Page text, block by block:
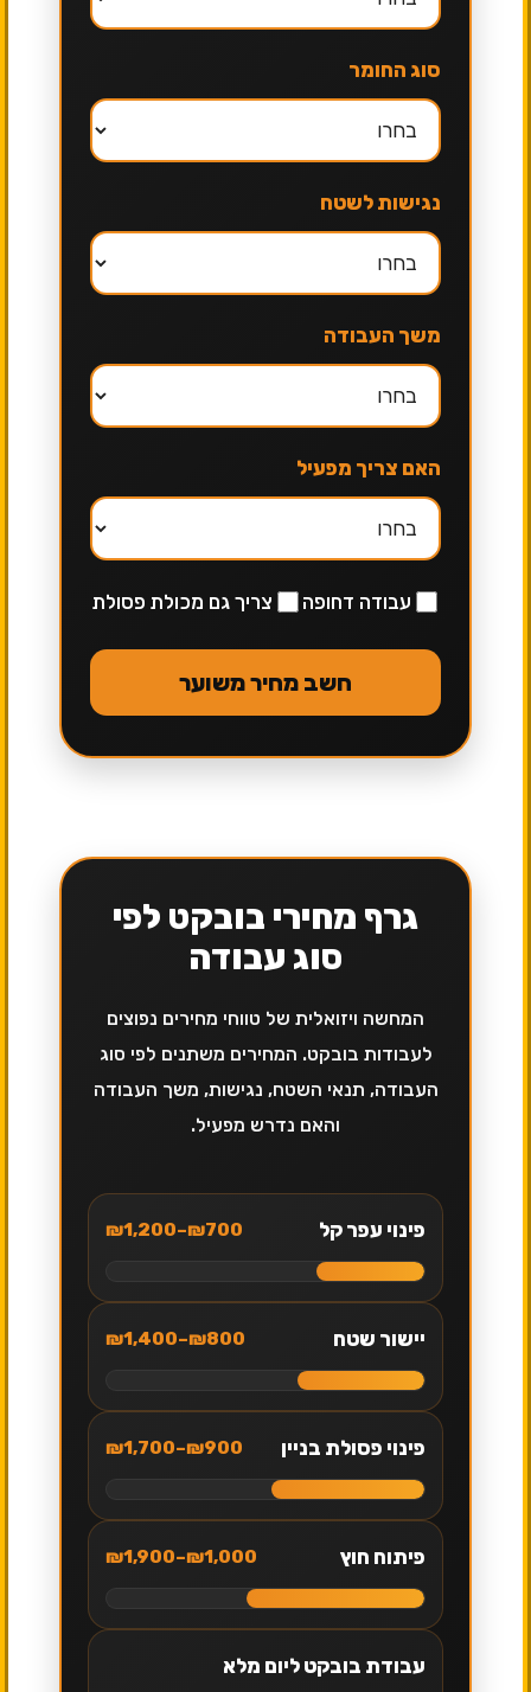
סוג החומר
נגישות לשטח
משך העבודה
האם צריך מפעיל
עבודה דחופה צריך גם מכולת פסולת
חשב מחיר משוער
גרף מחירי בובקט לפי
סוג עבודה
המחשה ויזואלית של טווחי מחירים נפוצים
לעבודות בובקט. המחירים משתנים לפי סוג
העבודה, תנאי השטח, נגישות, משך העבודה
והאם נדרש מפעיל.
פינוי עפר קל ₪700–₪1,200
יישור שטח ₪800–₪1,400
פינוי פסולת בניין ₪900–₪1,700
פיתוח חוץ ₪1,000–₪1,900
עבודת בובקט ליום מלא